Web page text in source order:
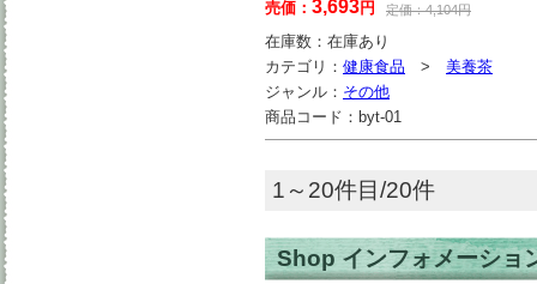
売価： 3,693円 定価：4,104円
在庫数： 在庫あり
カテゴリ： 健康食品 > 美養茶
ジャンル： その他
商品コード： byt-01
1～20件目/20件
Shop インフォメーショ